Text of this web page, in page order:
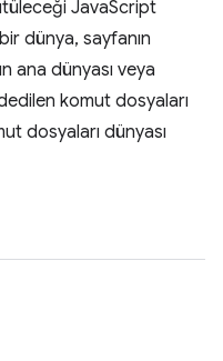
JavaScript
dünya, sayfanın
ana dünyası veya
komut dosyaları
dosyaları dünyası